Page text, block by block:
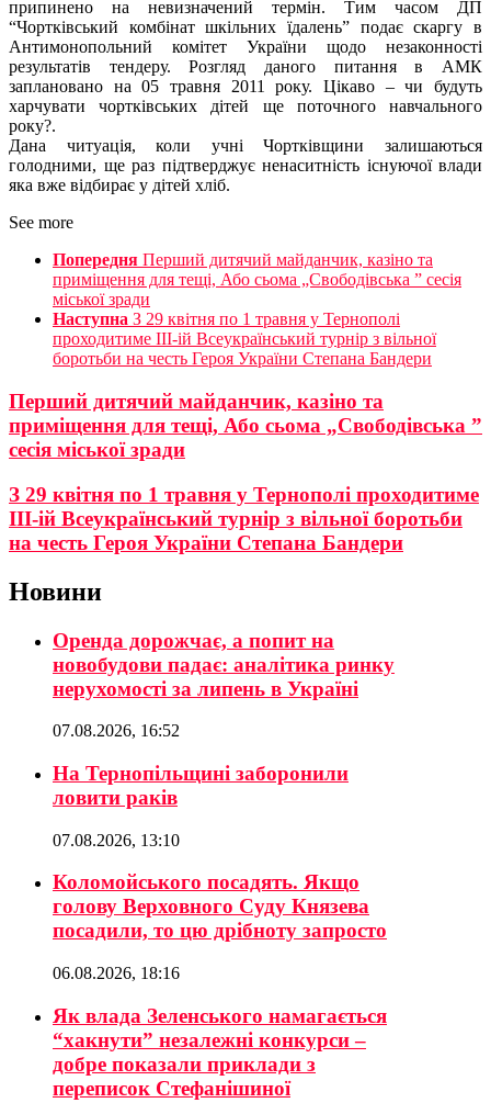
припинено на невизначений термін. Тим часом ДП
“Чортківський комбінат шкільних їдалень” подає скаргу в
Антимонопольний комітет України щодо незаконності
результатів тендеру. Розгляд даного питання в АМК
заплановано на 05 травня 2011 року. Цікаво – чи будуть
харчувати чортківських дітей ще поточного навчального
року?.
Дана читуація, коли учні Чортківщини залишаються
голодними, ще раз підтверджує ненаситність існуючої влади
яка вже відбирає у дітей хліб.
See more
Попередня Перший дитячий майданчик, казіно та
приміщення для тещі, Або сьома „Свободівська ” сесія
міської зради
Наступна З 29 квітня по 1 травня у Тернополі
проходитиме ІІІ-ій Всеукраїнський турнір з вільної
боротьби на честь Героя України Степана Бандери
Перший дитячий майданчик, казіно та
приміщення для тещі, Або сьома „Свободівська ”
сесія міської зради
З 29 квітня по 1 травня у Тернополі проходитиме
ІІІ-ій Всеукраїнський турнір з вільної боротьби
на честь Героя України Степана Бандери
Новини
Оренда дорожчає, а попит на
новобудови падає: аналітика ринку
нерухомості за липень в Україні
07.08.2026, 16:52
На Тернопільщині заборонили
ловити раків
07.08.2026, 13:10
Коломойського посадять. Якщо
голову Верховного Суду Князева
посадили, то цю дрібноту запросто
06.08.2026, 18:16
Як влада Зеленського намагається
“хакнути” незалежні конкурси –
добре показали приклади з
переписок Стефанішиної